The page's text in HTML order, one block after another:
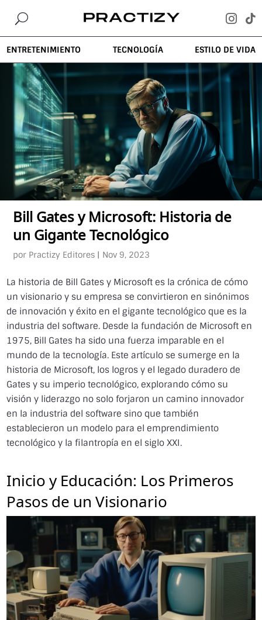
U  
ENTRETENIMIENTO TECNOLOGÍA ESTILO DE VIDA
Bill Gates y Microsoft: Historia de
un Gigante Tecnológico
por Practizy Editores | Nov 9, 2023
La historia de Bill Gates y Microsoft es la crónica de cómo
un visionario y su empresa se convirtieron en sinónimos
de innovación y éxito en el gigante tecnológico que es la
industria del software. Desde la fundación de Microsoft en
1975, Bill Gates ha sido una fuerza imparable en el
mundo de la tecnología. Este artículo se sumerge en la
historia de Microsoft, los logros y el legado duradero de
Gates y su imperio tecnológico, explorando cómo su
visión y liderazgo no solo forjaron un camino innovador
en la industria del software sino que también
establecieron un modelo para el emprendimiento
tecnológico y la filantropía en el siglo XXI.
Inicio y Educación: Los Primeros
Pasos de un Visionario